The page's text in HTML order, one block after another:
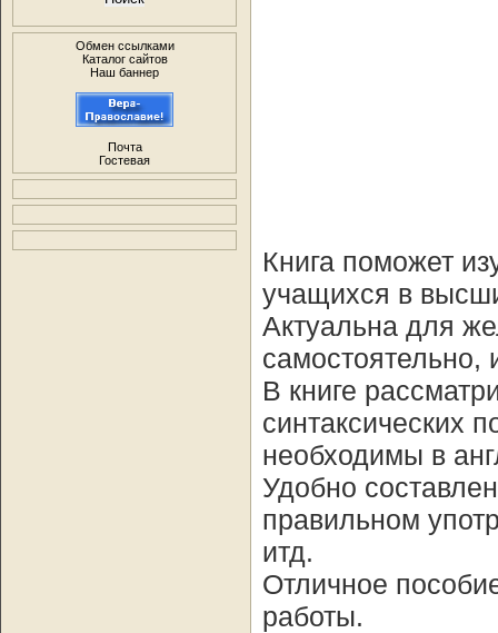
Обмен ссылками
Каталог сайтов
Наш баннер
Почта
Гостевая
Книга поможет
учащихся в
Актуальна для
самостоятельно,
В книге
синтаксических
необходимы в
Удобно
правильном
итд.
Отличное
работы.